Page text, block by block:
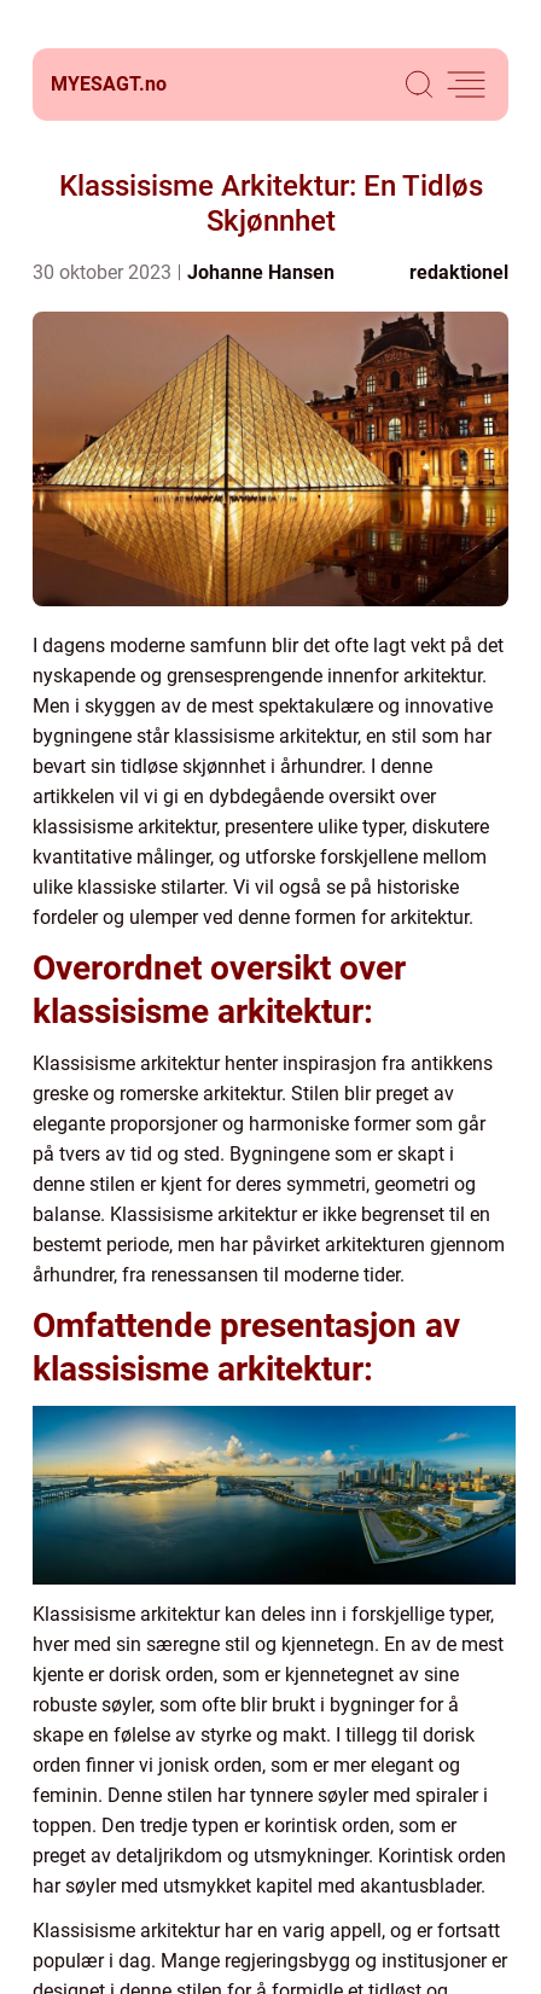
MYESAGT.no
Klassisisme Arkitektur: En Tidløs
Skjønnhet
30 oktober 2023 Johanne Hansen redaktionel
I dagens moderne samfunn blir det ofte lagt vekt på det
nyskapende og grensesprengende innenfor arkitektur.
Men i skyggen av de mest spektakulære og innovative
bygningene står klassisisme arkitektur, en stil som har
bevart sin tidløse skjønnhet i århundrer. I denne
artikkelen vil vi gi en dybdegående oversikt over
klassisisme arkitektur, presentere ulike typer, diskutere
kvantitative målinger, og utforske forskjellene mellom
ulike klassiske stilarter. Vi vil også se på historiske
fordeler og ulemper ved denne formen for arkitektur.
Overordnet oversikt over
klassisisme arkitektur:
Klassisisme arkitektur henter inspirasjon fra antikkens
greske og romerske arkitektur. Stilen blir preget av
elegante proporsjoner og harmoniske former som går
på tvers av tid og sted. Bygningene som er skapt i
denne stilen er kjent for deres symmetri, geometri og
balanse. Klassisisme arkitektur er ikke begrenset til en
bestemt periode, men har påvirket arkitekturen gjennom
århundrer, fra renessansen til moderne tider.
Omfattende presentasjon av
klassisisme arkitektur:
Klassisisme arkitektur kan deles inn i forskjellige typer,
hver med sin særegne stil og kjennetegn. En av de mest
kjente er dorisk orden, som er kjennetegnet av sine
robuste søyler, som ofte blir brukt i bygninger for å
skape en følelse av styrke og makt. I tillegg til dorisk
orden finner vi jonisk orden, som er mer elegant og
feminin. Denne stilen har tynnere søyler med spiraler i
toppen. Den tredje typen er korintisk orden, som er
preget av detaljrikdom og utsmykninger. Korintisk orden
har søyler med utsmykket kapitel med akantusblader.
Klassisisme arkitektur har en varig appell, og er fortsatt
populær i dag. Mange regjeringsbygg og institusjoner er